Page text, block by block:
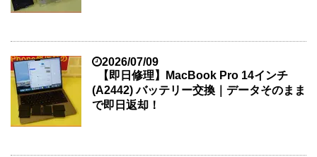
2026/07/09
【即日修理】MacBook Pro 14インチ
(A2442) バッテリー交換｜データそのまま
で即日返却！